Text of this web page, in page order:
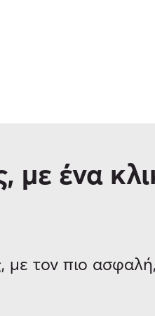
με ένα
με τον πιο